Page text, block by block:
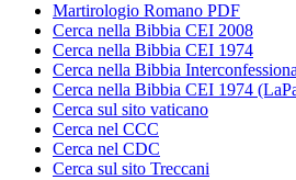
Martirologio Romano PDF
Cerca nella Bibbia CEI 2008
Cerca nella Bibbia CEI 1974
Cerca nella Bibbia
Cerca nella Bibbia CEI 1974
Cerca sul sito vaticano
Cerca nel CCC
Cerca nel CDC
Cerca sul sito Treccani